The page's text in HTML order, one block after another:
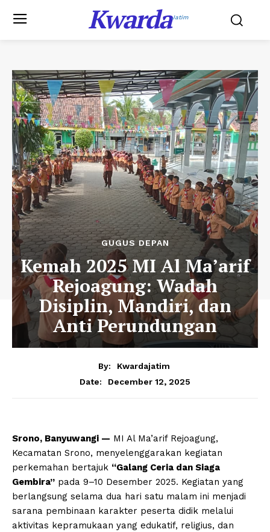
KwardaJatim
GUGUS DEPAN
‎Kemah 2025 MI Al Ma’arif
Rejoagung: Wadah
Disiplin, Mandiri, dan
Anti Perundungan
By:
Kwardajatim
Date:
December 12, 2025
Srono, Banyuwangi — MI Al Ma’arif Rejoagung,
Kecamatan Srono, menyelenggarakan kegiatan
perkemahan bertajuk “Galang Ceria dan Siaga
Gembira” pada 9–10 Desember 2025. Kegiatan yang
berlangsung selama dua hari satu malam ini menjadi
sarana pembinaan karakter peserta didik melalui
aktivitas kepramukaan yang edukatif, religius, dan